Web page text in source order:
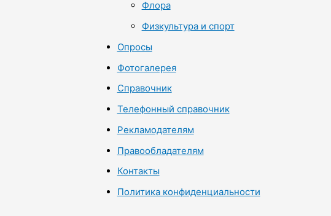
Флора
Физкультура и спорт
Опросы
Фотогалерея
Справочник
Телефонный справочник
Рекламодателям
Правообладателям
Контакты
Политика конфиденциальности